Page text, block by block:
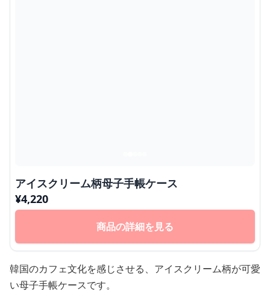
アイスクリーム柄母子手帳ケース
¥4,220
商品の詳細を見る
韓国のカフェ文化を感じさせる、アイスクリーム柄が可愛
い母子手帳ケースです。